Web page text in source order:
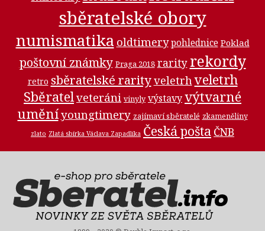
sběratelské obory
numismatika oldtimery pohlednice Poklad
poštovní známky Praga 2018 rarity rekordy
retro sběratelské rarityveletrhveletrh
Sběratelveteráni vinyly výstavyvýtvarné
uměníyoungtimery zajímaví sběratelé zkameněliny
zlato Zlatá sbírka Václava Zapadlíka Česká pošta ČNB